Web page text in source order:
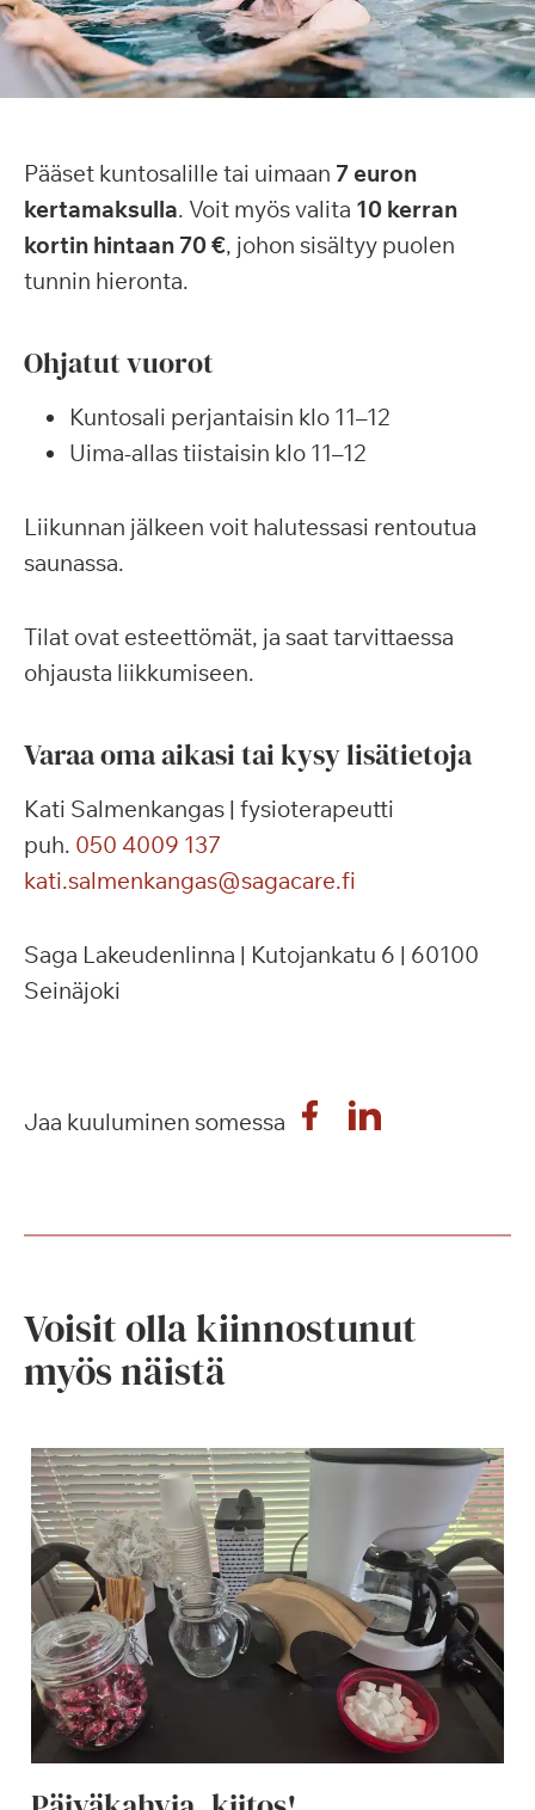
Pääset kuntosalille tai uimaan 7 euron
kertamaksulla. Voit myös valita 10 kerran
kortin hintaan 70 €, johon sisältyy puolen
tunnin hieronta.
Ohjatut vuorot
Kuntosali perjantaisin klo 11–12
Uima-allas tiistaisin klo 11–12
Liikunnan jälkeen voit halutessasi rentoutua
saunassa.
Tilat ovat esteettömät, ja saat tarvittaessa
ohjausta liikkumiseen.
Varaa oma aikasi tai kysy lisätietoja
Kati Salmenkangas | fysioterapeutti
puh. 050 4009 137
kati.salmenkangas@sagacare.fi
Saga Lakeudenlinna | Kutojankatu 6 | 60100
Seinäjoki
Jaa kuuluminen somessa
Voisit olla kiinnostunut
myös näistä